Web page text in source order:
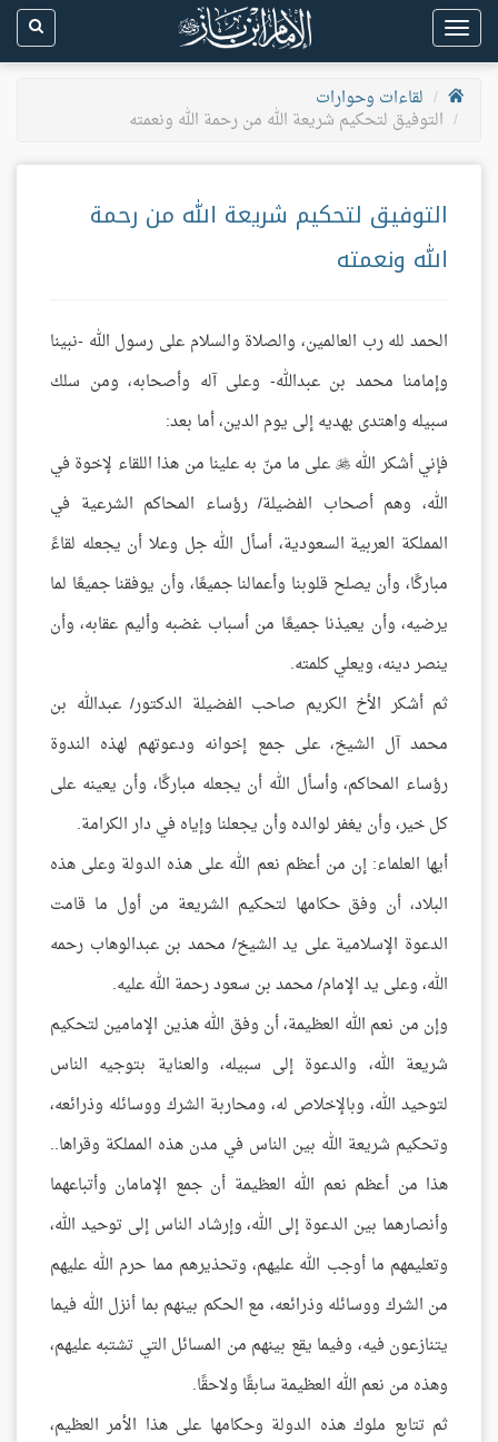
Toggle
navigation
لقاءات وحوارات
التوفيق لتحكيم شريعة الله من رحمة الله ونعمته
التوفيق لتحكيم شريعة الله من رحمة
الله ونعمته
الحمد لله رب العالمين، والصلاة والسلام على رسول الله -نبينا
وإمامنا محمد بن عبدالله- وعلى آله وأصحابه، ومن سلك
سبيله واهتدى بهديه إلى يوم الدين، أما بعد:
فإني أشكر الله على ما منّ به علينا من هذا اللقاء لإخوة في
الله، وهم أصحاب الفضيلة/ رؤساء المحاكم الشرعية في
المملكة العربية السعودية، أسأل الله جل وعلا أن يجعله لقاءً
مباركًا، وأن يصلح قلوبنا وأعمالنا جميعًا، وأن يوفقنا جميعًا لما
يرضيه، وأن يعيذنا جميعًا من أسباب غضبه وأليم عقابه، وأن
ينصر دينه، ويعلي كلمته.
ثم أشكر الأخ الكريم صاحب الفضيلة الدكتور/ عبدالله بن
محمد آل الشيخ، على جمع إخوانه ودعوتهم لهذه الندوة
رؤساء المحاكم، وأسأل الله أن يجعله مباركًا، وأن يعينه على
كل خير، وأن يغفر لوالده وأن يجعلنا وإياه في دار الكرامة.
أيها العلماء: إن من أعظم نعم الله على هذه الدولة وعلى هذه
البلاد، أن وفق حكامها لتحكيم الشريعة من أول ما قامت
الدعوة الإسلامية على يد الشيخ/ محمد بن عبدالوهاب رحمه
الله، وعلى يد الإمام/ محمد بن سعود رحمة الله عليه.
وإن من نعم الله العظيمة، أن وفق الله هذين الإمامين لتحكيم
شريعة الله، والدعوة إلى سبيله، والعناية بتوجيه الناس
لتوحيد الله، وبالإخلاص له، ومحاربة الشرك ووسائله وذرائعه،
وتحكيم شريعة الله بين الناس في مدن هذه المملكة وقراها..
هذا من أعظم نعم الله العظيمة أن جمع الإمامان وأتباعهما
وأنصارهما بين الدعوة إلى الله، وإرشاد الناس إلى توحيد الله،
وتعليمهم ما أوجب الله عليهم، وتحذيرهم مما حرم الله عليهم
من الشرك ووسائله وذرائعه، مع الحكم بينهم بما أنزل الله فيما
يتنازعون فيه، وفيما يقع بينهم من المسائل التي تشتبه عليهم،
وهذه من نعم الله العظيمة سابقًا ولاحقًا.
ثم تتابع ملوك هذه الدولة وحكامها على هذا الأمر العظيم،